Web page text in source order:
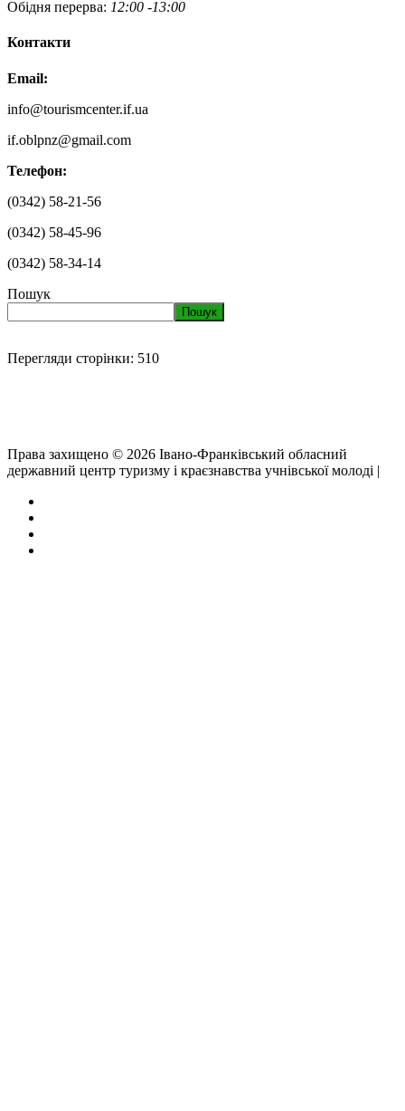
Обідня перерва: 12:00 -13:00
Контакти
Email:
info@tourismcenter.if.ua
if.oblpnz@gmail.com
Телефон:
(0342) 58-21-56
(0342) 58-45-96
(0342) 58-34-14
Пошук
Пошук
Перегляди сторінки: 510
Права захищено © 2026 Івано-Франківський обласний
державний центр туризму і краєзнавства учнівської молоді |